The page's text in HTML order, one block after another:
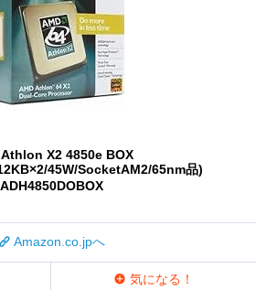
X2 4850e BOX
45W/SocketAM2/65nm品)
ADH4850DOBOX
Amazon.co.jpへ
気になる！